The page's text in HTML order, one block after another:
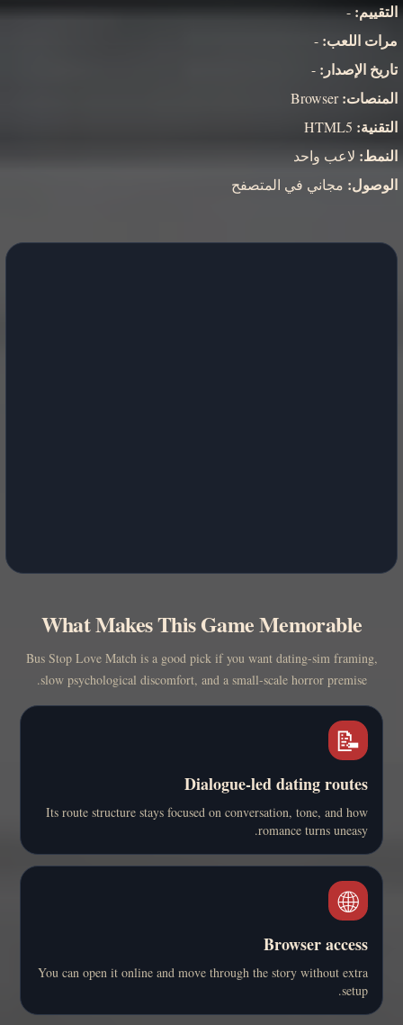
التقييم:-
مرات اللعب: -
تاريخ الإصدار: -
المنصات:Browser
التقنية:
النمط: لاعب واحد
الوصول: مجاني في المتصفح
What Makes This Game Memorable
Bus Stop Love Match is a good pick if you want dating-sim framing,
slow psychological discomfort, and a small-scale horror premise.
📝
Dialogue-led dating routes
Its route structure stays focused on conversation, tone, and how
romance turns uneasy.
🌐
Browser access
You can open it online and move through the story without extra
setup.